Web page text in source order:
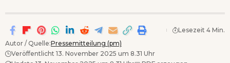
Autor / Quelle:Pressemitteilung (pm)
Veröffentlicht 13. November 2025 um 8.31 Uhr
Lesezeit 4 Min.